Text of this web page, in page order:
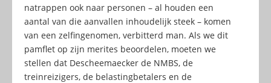
natrappen ook naar personen – al houden een
aantal van die aanvallen inhoudelijk steek – komen
van een zelfingenomen, verbitterd man. Als we dit
pamflet op zijn merites beoordelen, moeten we
stellen dat Descheemaecker de NMBS, de
treinreizigers, de belastingbetalers en de